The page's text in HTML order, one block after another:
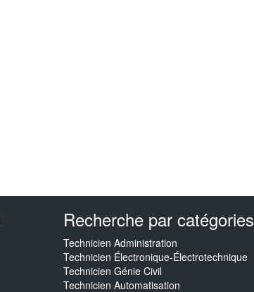
Recherche par catégories
Technicien Administration
Technicien Électronique-Électrotechnique
Technicien Génie Civil
Technicien Automatisation